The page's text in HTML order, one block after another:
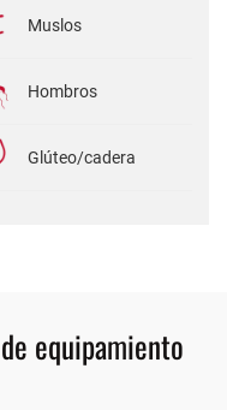
Muslos
Hombros
Glúteo/cadera
equipamiento